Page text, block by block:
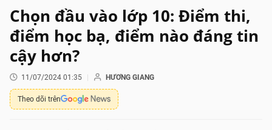
Chọn đầu vào lớp 10: Điểm thi,
điểm học bạ, điểm nào đáng tin
cậy hơn?
11/07/2024 01:35 HƯƠNG GIANG
Theo dõi trên